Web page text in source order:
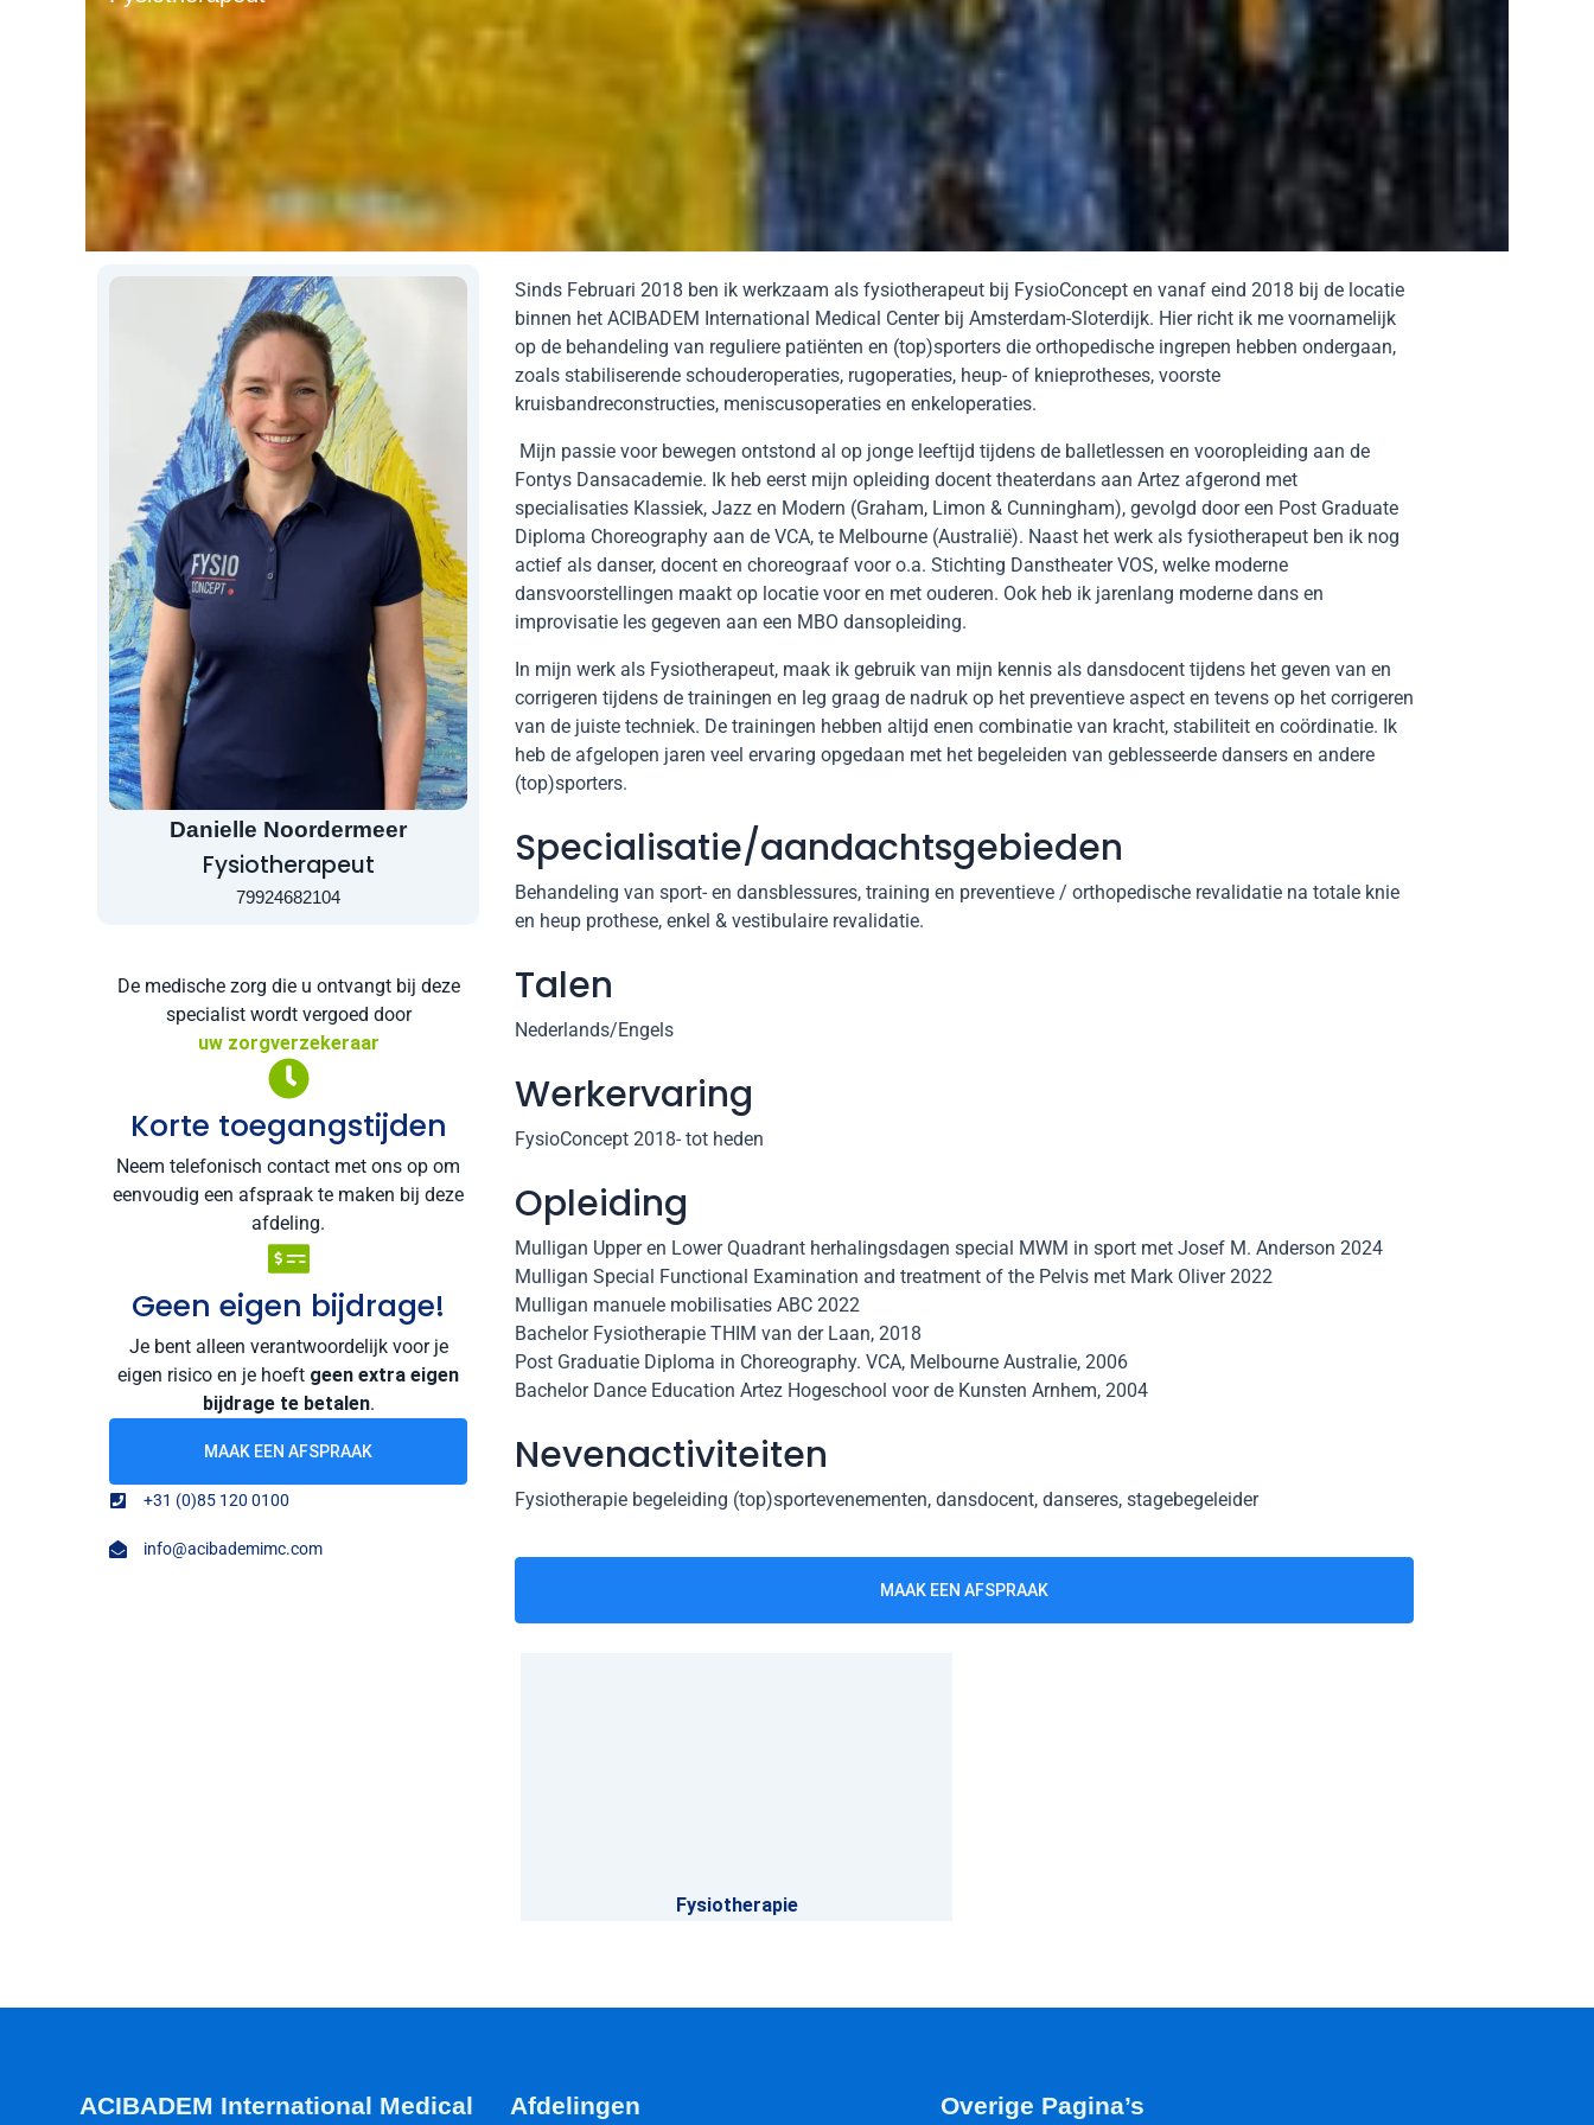
Danielle Noordermeer
Fysiotherapeut
79924682104
De medische zorg die u ontvangt bij deze
specialist wordt vergoed door
uw zorgverzekeraar
Korte toegangstijden
Neem telefonisch contact met ons op om
eenvoudig een afspraak te maken bij deze
afdeling.
Geen eigen bijdrage!
Je bent alleen verantwoordelijk voor je
eigen risico en je hoeft geen extra eigen
bijdrage te betalen.
MAAK EEN AFSPRAAK
+31 (0)85 120 0100
info@acibademimc.com
Sinds Februari 2018 ben ik werkzaam als fysiotherapeut bij FysioConcept en vanaf eind 2018 bij de locatie
binnen het ACIBADEM International Medical Center bij Amsterdam-Sloterdijk. Hier richt ik me voornamelijk
op de behandeling van reguliere patiënten en (top)sporters die orthopedische ingrepen hebben ondergaan,
zoals stabiliserende schouderoperaties, rugoperaties, heup- of knieprotheses, voorste
kruisbandreconstructies, meniscusoperaties en enkeloperaties.
Mijn passie voor bewegen ontstond al op jonge leeftijd tijdens de balletlessen en vooropleiding aan de
Fontys Dansacademie. Ik heb eerst mijn opleiding docent theaterdans aan Artez afgerond met
specialisaties Klassiek, Jazz en Modern (Graham, Limon & Cunningham), gevolgd door een Post Graduate
Diploma Choreography aan de VCA, te Melbourne (Australië). Naast het werk als fysiotherapeut ben ik nog
actief als danser, docent en choreograaf voor o.a. Stichting Danstheater VOS, welke moderne
dansvoorstellingen maakt op locatie voor en met ouderen. Ook heb ik jarenlang moderne dans en
improvisatie les gegeven aan een MBO dansopleiding.
In mijn werk als Fysiotherapeut, maak ik gebruik van mijn kennis als dansdocent tijdens het geven van en
corrigeren tijdens de trainingen en leg graag de nadruk op het preventieve aspect en tevens op het corrigeren
van de juiste techniek. De trainingen hebben altijd enen combinatie van kracht, stabiliteit en coördinatie. Ik
heb de afgelopen jaren veel ervaring opgedaan met het begeleiden van geblesseerde dansers en andere
(top)sporters.
Specialisatie/aandachtsgebieden
Behandeling van sport- en dansblessures, training en preventieve / orthopedische revalidatie na totale knie
en heup prothese, enkel & vestibulaire revalidatie.
Talen
Nederlands/Engels
Werkervaring
FysioConcept 2018- tot heden
Opleiding
Mulligan Upper en Lower Quadrant herhalingsdagen special MWM in sport met Josef M. Anderson 2024
Mulligan Special Functional Examination and treatment of the Pelvis met Mark Oliver 2022
Mulligan manuele mobilisaties ABC 2022
Bachelor Fysiotherapie THIM van der Laan, 2018
Post Graduatie Diploma in Choreography. VCA, Melbourne Australie, 2006
Bachelor Dance Education Artez Hogeschool voor de Kunsten Arnhem, 2004
Nevenactiviteiten
Fysiotherapie begeleiding (top)sportevenementen, dansdocent, danseres, stagebegeleider
MAAK EEN AFSPRAAK
Fysiotherapie
ACIBADEM International Medical
Afdelingen Overige Pagina’s